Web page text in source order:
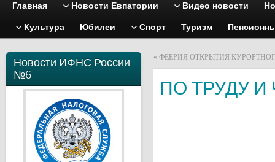
Главная Новости Евпатории Видео новости
Культура Юбилеи Спорт Туризм
Новости ИФНС России
№6
« ФЕЕРИЯ ОТКРЫТИЯ
ПО ТРУДУ И